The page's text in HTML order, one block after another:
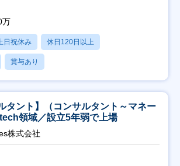
万
日祝休み 休日120日以上
賞与あり
タント】（コンサルタント～マネー
領域／設立5年弱で上場
株式会社